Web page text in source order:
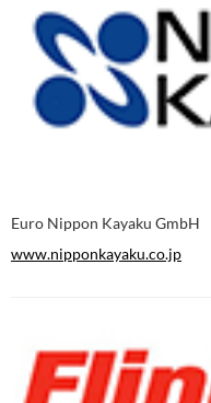
Euro Nippon Kayaku GmbH
www.nipponkayaku.co.jp